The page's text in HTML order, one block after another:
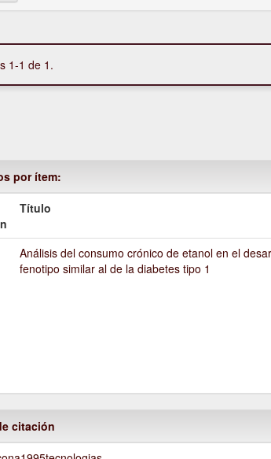
1-1 de 1.
por ítem:
Título
Análisis del consumo crónico de etanol en el
fenotipo similar al de la diabetes tipo 1
citación